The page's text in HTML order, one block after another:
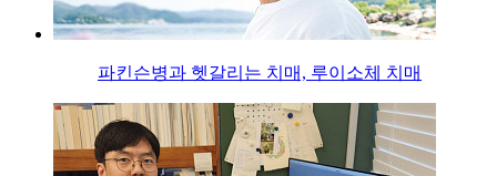
파킨슨병과 헷갈리는 치매, 루이소체 치매